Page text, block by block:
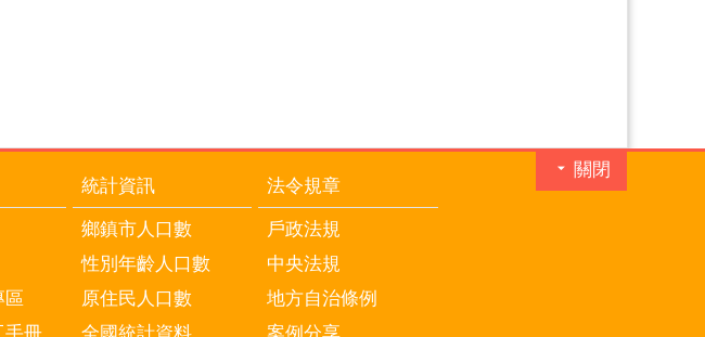
關閉
區
統計資訊
鄉鎮市人口數
性別年齡人口數
原住民人口數
法令規章
戶政法規
中央法規
地方自治條例